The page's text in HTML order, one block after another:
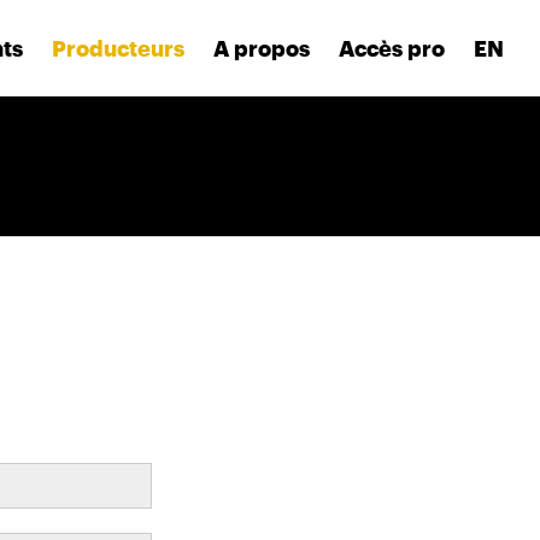
Producteurs A propos Accès pro EN